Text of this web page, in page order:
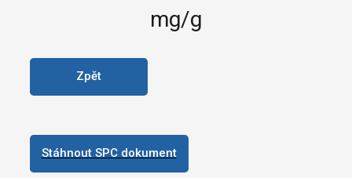
mg/g
Zpět
Stáhnout SPC dokument